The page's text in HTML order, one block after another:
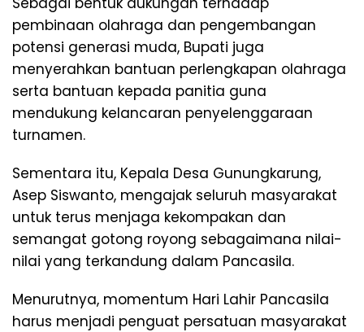
pembinaan olahraga dan pengembangan
potensi generasi muda, Bupati juga
menyerahkan bantuan perlengkapan olahraga
serta bantuan kepada panitia guna
mendukung kelancaran penyelenggaraan
turnamen.
Sementara itu, Kepala Desa Gunungkarung,
Asep Siswanto, mengajak seluruh masyarakat
untuk terus menjaga kekompakan dan
semangat gotong royong sebagaimana nilai-
nilai yang terkandung dalam Pancasila.
Menurutnya, momentum Hari Lahir Pancasila
harus menjadi penguat persatuan masyarakat